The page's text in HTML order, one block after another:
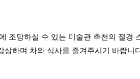
조망하실 수 있는 미술관 추천의 절경
하며 차와 식사를 즐겨주시기 바랍니